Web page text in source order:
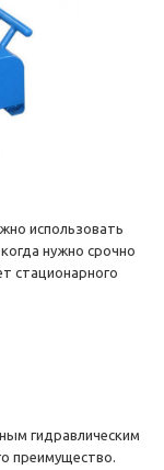
использовать
нужно срочно
стационарного
гидравлическим
преимущество.